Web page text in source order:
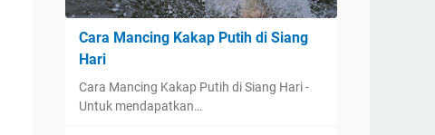
Cara Mancing Kakap Putih di Siang
Hari
Cara Mancing Kakap Putih di Siang Hari -
Untuk mendapatkan…